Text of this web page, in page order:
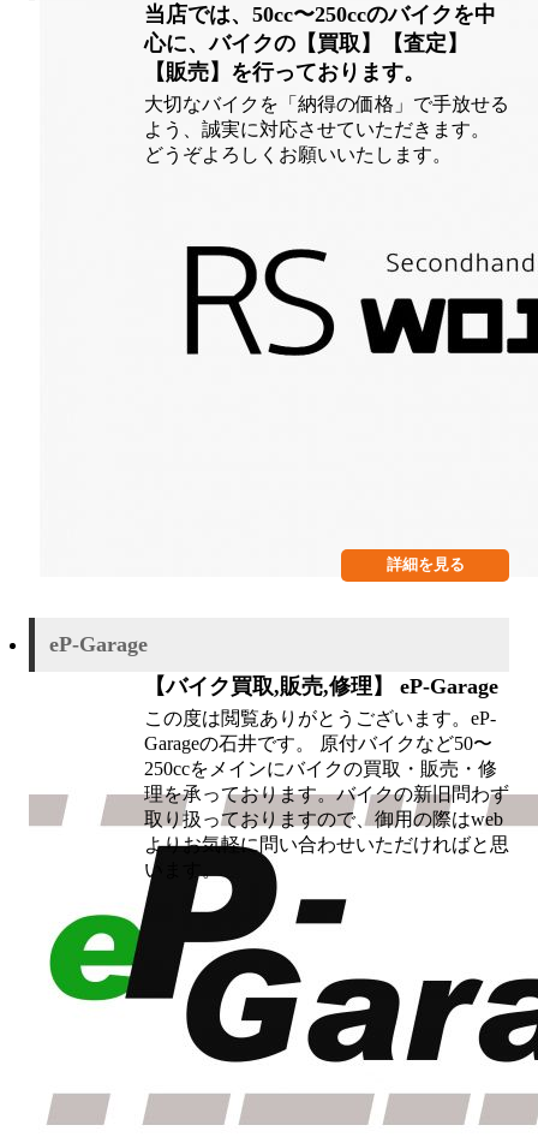
当店では、50cc〜250ccのバイクを中
心に、バイクの【買取】【査定】
【販売】を行っております。
大切なバイクを「納得の価格」で手放せる
よう、誠実に対応させていただきます。
どうぞよろしくお願いいたします。
詳細を見る
eP-Garage
【バイク買取,販売,修理】 eP-Garage
この度は閲覧ありがとうございます。eP-
Garageの石井です。 原付バイクなど50〜
250ccをメインにバイクの買取・販売・修
理を承っております。バイクの新旧問わず
取り扱っておりますので、御用の際はweb
よりお気軽に問い合わせいただければと思
います。